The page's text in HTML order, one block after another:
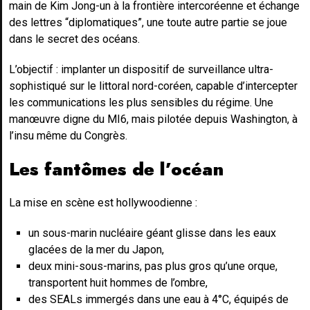
main de Kim Jong-un à la frontière intercoréenne et échange
des lettres “diplomatiques”, une toute autre partie se joue
dans le secret des océans.
L’objectif : implanter un dispositif de surveillance ultra-
sophistiqué sur le littoral nord-coréen, capable d’intercepter
les communications les plus sensibles du régime. Une
manœuvre digne du MI6, mais pilotée depuis Washington, à
l’insu même du Congrès.
Les fantômes de l’océan
La mise en scène est hollywoodienne :
un sous-marin nucléaire géant glisse dans les eaux
glacées de la mer du Japon,
deux mini-sous-marins, pas plus gros qu’une orque,
transportent huit hommes de l’ombre,
des SEALs immergés dans une eau à 4°C, équipés de